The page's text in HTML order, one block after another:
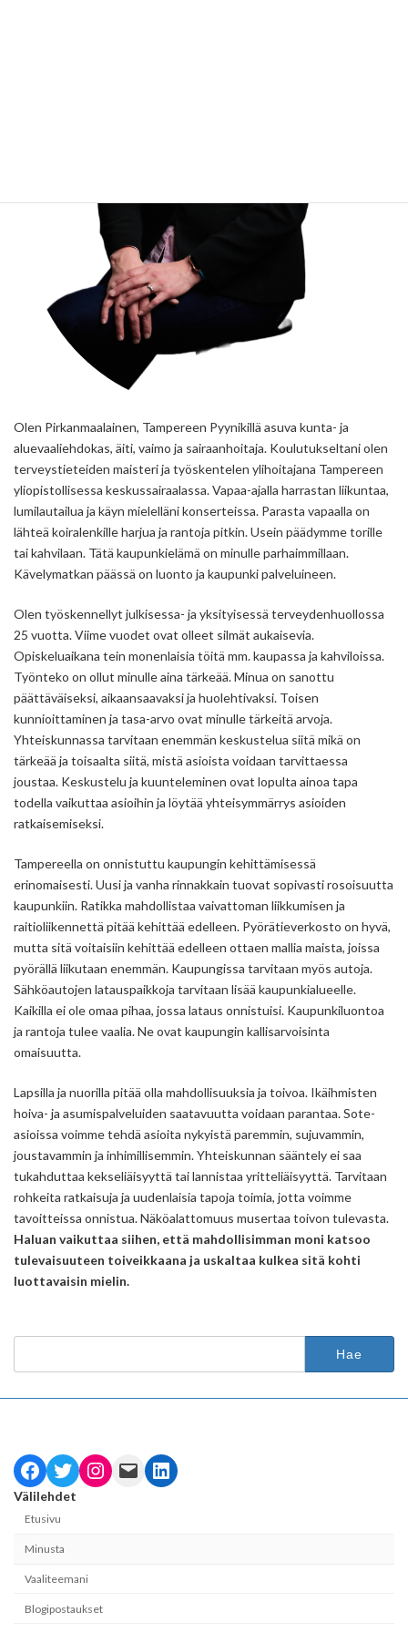
Olen Pirkanmaalainen, Tampereen Pyynikillä asuva kunta- ja
aluevaaliehdokas, äiti, vaimo ja sairaanhoitaja. Koulutukseltani olen
terveystieteiden maisteri ja työskentelen ylihoitajana Tampereen
yliopistollisessa keskussairaalassa. Vapaa-ajalla harrastan liikuntaa,
lumilautailua ja käyn mielelläni konserteissa. Parasta vapaalla on
lähteä koiralenkille harjua ja rantoja pitkin. Usein päädymme torille
tai kahvilaan. Tätä kaupunkielämä on minulle parhaimmillaan.
Kävelymatkan päässä on luonto ja kaupunki palveluineen.
Olen työskennellyt julkisessa- ja yksityisessä terveydenhuollossa
25 vuotta. Viime vuodet ovat olleet silmät aukaisevia.
Opiskeluaikana tein monenlaisia töitä mm. kaupassa ja kahviloissa.
Työnteko on ollut minulle aina tärkeää. Minua on sanottu
päättäväiseksi, aikaansaavaksi ja huolehtivaksi. Toisen
kunnioittaminen ja tasa-arvo ovat minulle tärkeitä arvoja.
Yhteiskunnassa tarvitaan enemmän keskustelua siitä mikä on
tärkeää ja toisaalta siitä, mistä asioista voidaan tarvittaessa
joustaa. Keskustelu ja kuunteleminen ovat lopulta ainoa tapa
todella vaikuttaa asioihin ja löytää yhteisymmärrys asioiden
ratkaisemiseksi.
Tampereella on onnistuttu kaupungin kehittämisessä
erinomaisesti. Uusi ja vanha rinnakkain tuovat sopivasti rosoisuutta
kaupunkiin. Ratikka mahdollistaa vaivattoman liikkumisen ja
raitioliikennettä pitää kehittää edelleen. Pyörätieverkosto on hyvä,
mutta sitä voitaisiin kehittää edelleen ottaen mallia maista, joissa
pyörällä liikutaan enemmän. Kaupungissa tarvitaan myös autoja.
Sähköautojen latauspaikkoja tarvitaan lisää kaupunkialueelle.
Kaikilla ei ole omaa pihaa, jossa lataus onnistuisi. Kaupunkiluontoa
ja rantoja tulee vaalia. Ne ovat kaupungin kallisarvoisinta
omaisuutta.
Lapsilla ja nuorilla pitää olla mahdollisuuksia ja toivoa. Ikäihmisten
hoiva- ja asumispalveluiden saatavuutta voidaan parantaa. Sote-
asioissa voimme tehdä asioita nykyistä paremmin, sujuvammin,
joustavammin ja inhimillisemmin. Yhteiskunnan sääntely ei saa
tukahduttaa kekseliäisyyttä tai lannistaa yritteliäisyyttä. Tarvitaan
rohkeita ratkaisuja ja uudenlaisia tapoja toimia, jotta voimme
tavoitteissa onnistua. Näköalattomuus musertaa toivon tulevasta.
Haluan vaikuttaa siihen, että mahdollisimman moni katsoo
tulevaisuuteen toiveikkaana ja uskaltaa kulkea sitä kohti
luottavaisin mielin.
Haku:
Facebook
Twitter
Instagram
MailLinkedIn
Välilehdet
Etusivu
Minusta
Vaaliteemani
Blogipostaukset